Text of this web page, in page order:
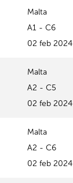
Malta
A1 - C6
02 feb 2024
Malta
A2 - C5
02 feb 2024
Malta
A2 - C6
02 feb 2024